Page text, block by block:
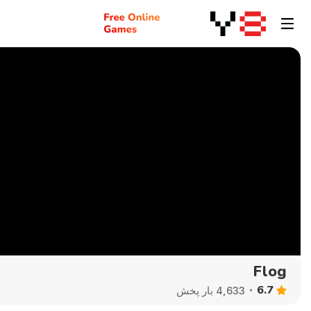
Flog
6.7 4,633 بار پخش